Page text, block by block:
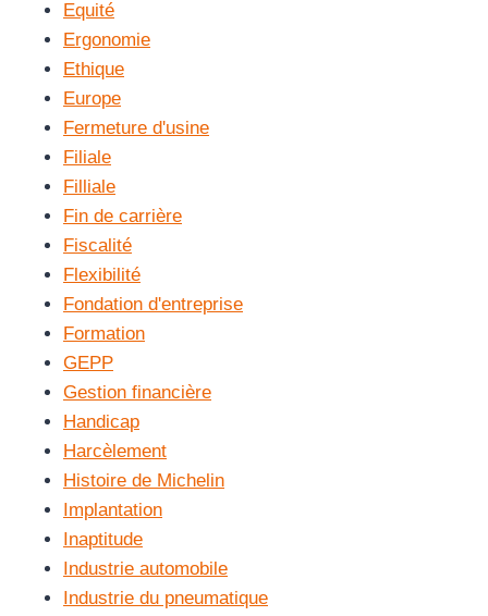
Equité
Ergonomie
Ethique
Europe
Fermeture d'usine
Filiale
Filliale
Fin de carrière
Fiscalité
Flexibilité
Fondation d'entreprise
Formation
GEPP
Gestion financière
Handicap
Harcèlement
Histoire de Michelin
Implantation
Inaptitude
Industrie automobile
Industrie du pneumatique